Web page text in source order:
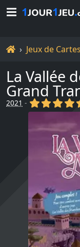
Accueil
Jeux de Cartes
La Vallée
Grand
2021 - (x) (x) (x)